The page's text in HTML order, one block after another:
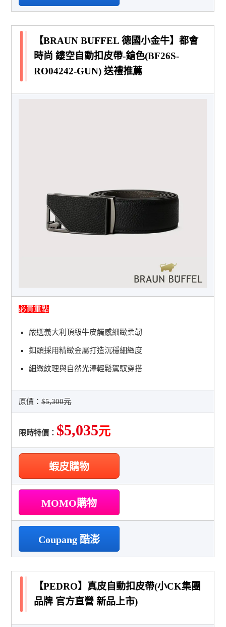
【BRAUN BUFFEL 德國小金牛】都會
時尚 鏤空自動扣皮帶-鎗色(BF26S-
RO04242-GUN) 送禮推薦
必買重點
嚴選義大利頂級牛皮觸感細緻柔韌
釦頭採用精緻金屬打造沉穩細緻度
細緻紋理與自然光澤輕鬆駕馭穿搭
原價：$5,300元
限時特價： $5,035元
蝦皮購物
MOMO購物
Coupang 酷澎
【PEDRO】真皮自動扣皮帶(小CK集團
品牌 官方直營 新品上市)